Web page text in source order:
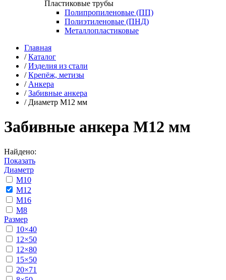
Пластиковые трубы
Полипропиленовые (ПП)
Полиэтиленовые (ПНД)
Металлопластиковые
Главная
/ Каталог
/ Изделия из стали
/ Крепёж, метизы
/ Анкера
/ Забивные анкера
/ Диаметр М12 мм
Забивные анкера М12 мм
Найдено:
Показать
Диаметр
М10
М12
М16
М8
Размер
10×40
12×50
12×80
15×50
20×71